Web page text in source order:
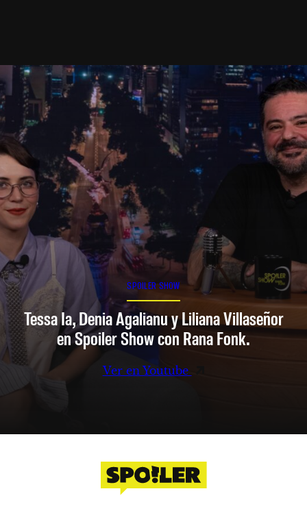
SPOILER SHOW
Tessa Ia, Denia Agalianu y Liliana Villaseñor
en Spoiler Show con Rana Fonk.
Ver en Youtube